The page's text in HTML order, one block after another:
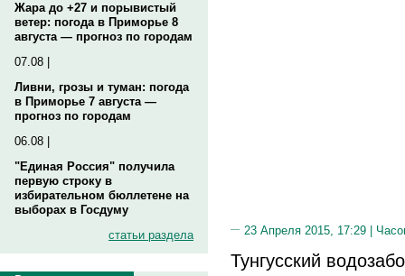
Жара до +27 и порывистый
ветер: погода в Приморье 8
августа — прогноз по городам
07.08 |
Ливни, грозы и туман: погода
в Приморье 7 августа —
прогноз по городам
06.08 |
"Единая Россия" получила
первую строку в
избирательном бюллетене на
выборах в Госдуму
статьи раздела
23 Апреля 2015, 17:29 |
Тунгусский